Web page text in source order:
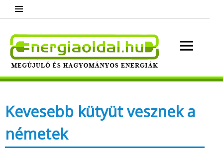
content
Megújuló és hagyományos energiák.
Kevesebb kütyüt vesznek a
németek